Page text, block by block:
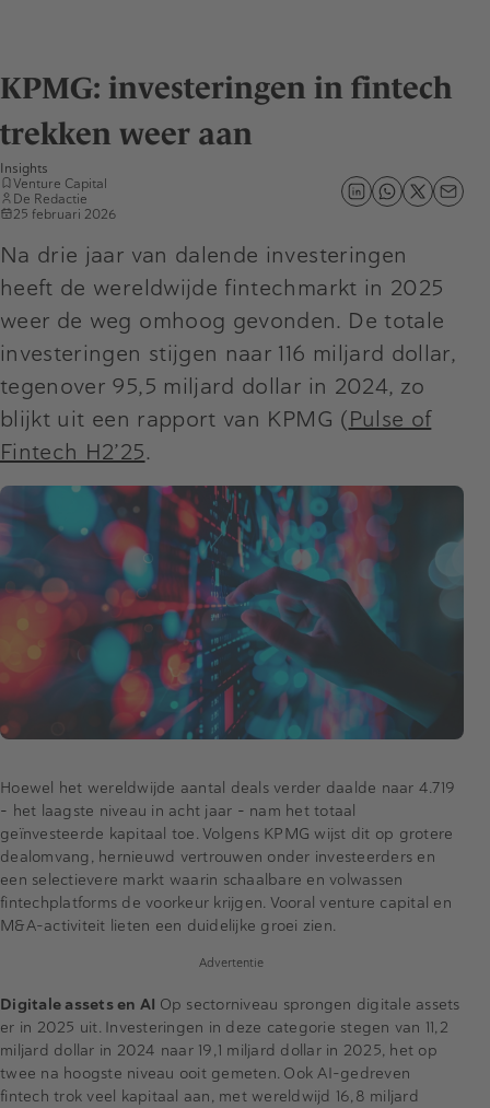
KPMG: investeringen in fintech
trekken weer aan
Insights
Venture Capital
De Redactie
25 februari 2026
Na drie jaar van dalende investeringen
heeft de wereldwijde fintechmarkt in 2025
weer de weg omhoog gevonden. De totale
investeringen stijgen naar 116 miljard dollar,
tegenover 95,5 miljard dollar in 2024, zo
blijkt uit een rapport van KPMG (Pulse of
Fintech H2’25.
Hoewel het wereldwijde aantal deals verder daalde naar 4.719
– het laagste niveau in acht jaar – nam het totaal
geïnvesteerde kapitaal toe. Volgens KPMG wijst dit op grotere
dealomvang, hernieuwd vertrouwen onder investeerders en
een selectievere markt waarin schaalbare en volwassen
fintechplatforms de voorkeur krijgen. Vooral venture capital en
M&A-activiteit lieten een duidelijke groei zien.
Advertentie
Digitale assets en AI Op sectorniveau sprongen digitale assets
er in 2025 uit. Investeringen in deze categorie stegen van 11,2
miljard dollar in 2024 naar 19,1 miljard dollar in 2025, het op
twee na hoogste niveau ooit gemeten. Ook AI-gedreven
fintech trok veel kapitaal aan, met wereldwijd 16,8 miljard